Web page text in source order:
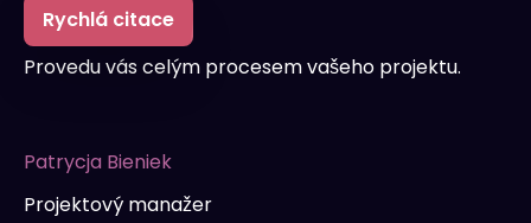
Rychlá citace
Provedu vás celým procesem vašeho projektu.
Patrycja Bieniek
Projektový manažer